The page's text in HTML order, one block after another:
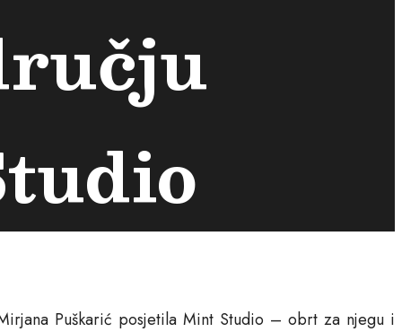
Puškarić posjetila Mint Studio – obrt za njegu i